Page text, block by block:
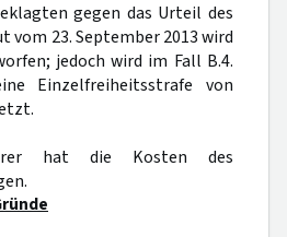
gegen das Urteil des
vom 23. September 2013 wird
jedoch wird im Fall B.4.
Einzelfreiheitsstrafe von
hat die Kosten des